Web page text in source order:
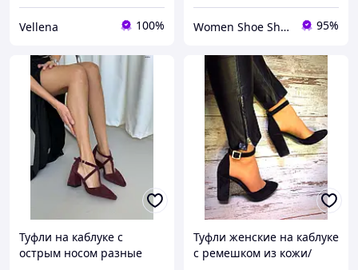
Vellena 100% Women Shoe Shop 95%
Туфли на каблуке с
острым носом разные
Туфли женские на каблуке
с ремешком из кожи/